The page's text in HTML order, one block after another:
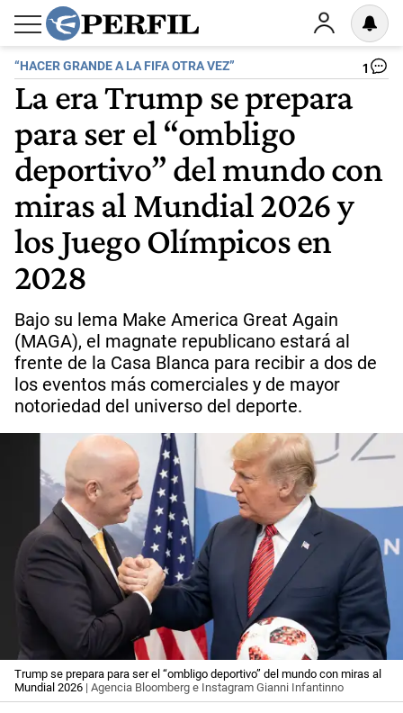
“HACER GRANDE A LA FIFA OTRA VEZ” 1
La era Trump se prepara
para ser el “ombligo
deportivo” del mundo con
miras al Mundial 2026 y
los Juego Olímpicos en
2028
Bajo su lema Make America Great Again
(MAGA), el magnate republicano estará al
frente de la Casa Blanca para recibir a dos de
los eventos más comerciales y de mayor
notoriedad del universo del deporte.
Trump se prepara para ser el “ombligo deportivo” del mundo con miras al
Mundial 2026 | Agencia Bloomberg e Instagram Gianni Infantinno